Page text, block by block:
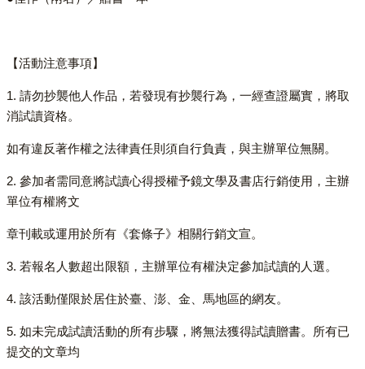
【活動注意事項】
1. 請勿抄襲他人作品，若發現有抄襲行為，一經查證屬實，將取
消試讀資格。
如有違反著作權之法律責任則須自行負責，與主辦單位無關。
2. 參加者需同意將試讀心得授權予鏡文學及書店行銷使用，主辦
單位有權將文
章刊載或運用於所有《套條子》相關行銷文宣。
3. 若報名人數超出限額，主辦單位有權決定參加試讀的人選。
4. 該活動僅限於居住於臺、澎、金、馬地區的網友。
5. 如未完成試讀活動的所有步驟，將無法獲得試讀贈書。所有已
提交的文章均